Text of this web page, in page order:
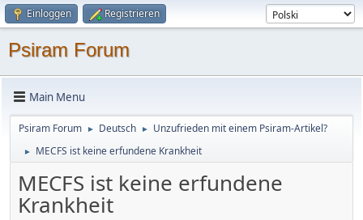
Einloggen Registrieren
Psiram Forum
Main Menu
Psiram Forum ► Deutsch ► Unzufrieden mit einem Psiram-Artikel?
► MECFS ist keine erfundene Krankheit
MECFS ist keine erfundene
Krankheit